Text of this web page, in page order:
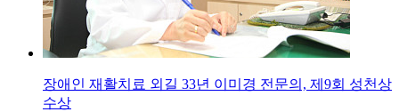
장애인 재활치료 외길 33년 이미경 전문의, 제9회 성천상
수상